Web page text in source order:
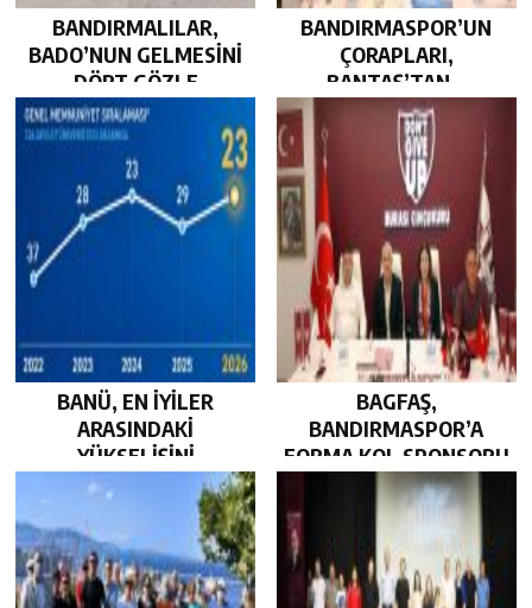
BANDIRMALILAR,
BADO’NUN GELMESİNİ
DÖRT GÖZLE
BEKLİYOR…
BANDIRMASPOR’UN
ÇORAPLARI,
BANTAŞ’TAN…
BANÜ, EN İYİLER
ARASINDAKİ
YÜKSELİŞİNİ
SÜRDÜRDÜ…
BAGFAŞ,
BANDIRMASPOR’A
FORMA KOL SPONSORU
OLARAK KUCAK AÇTI…